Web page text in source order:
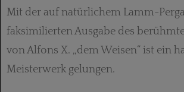
Mit der auf natürlichem Lamm-
faksimilierten Ausgabe des
von Alfons X. „dem Weisen“ ist ein
Meisterwerk gelungen.